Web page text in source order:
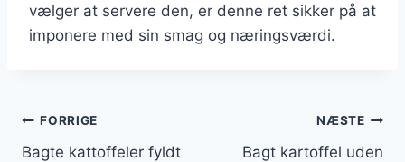
vælger at servere den, er denne ret sikker på at
imponere med sin smag og næringsværdi.
Indlægsnavigation
FORRIGE
Bagte kattoffeler fyldt
NÆSTE
Bagt kartoffel uden